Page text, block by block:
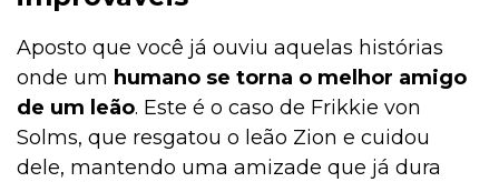
Aposto que você já ouviu aquelas histórias
onde um humano se torna o melhor amigo
de um leão. Este é o caso de Frikkie von
Solms, que resgatou o leão Zion e cuidou
dele, mantendo uma amizade que já dura